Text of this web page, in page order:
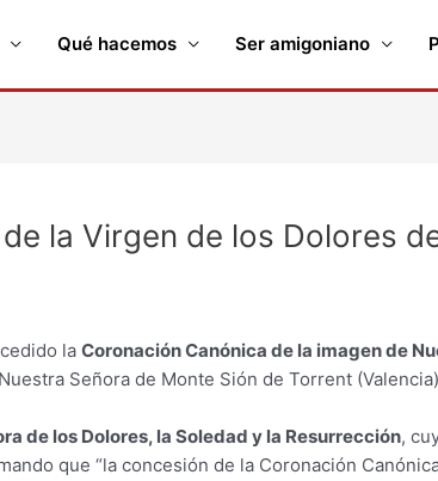
Qué hacemos Ser amigoniano
la Virgen de los Dolores
la Coronación Canónica de la imagen de
Señora de Monte Sión de Torrent
de los Dolores, la Soledad y la Resurrección,
que “la concesión de la Coronación